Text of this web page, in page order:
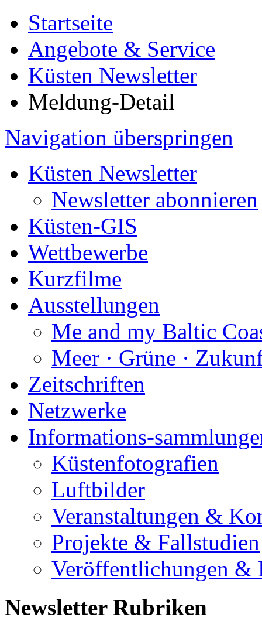
Startseite
Angebote & Service
Küsten Newsletter
Meldung-Detail
Navigation überspringen
Küsten Newsletter
Newsletter abonnieren
Küsten-GIS
Wettbewerbe
Kurzfilme
Ausstellungen
Me and my Baltic
Meer · Grüne ·
Zeitschriften
Netzwerke
Informations-
Küstenfotografien
Luftbilder
Veranstaltungen &
Projekte & Fallstudien
Veröffentlichungen &
Newsletter Rubriken